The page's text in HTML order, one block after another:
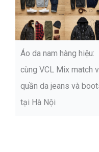
Áo da nam hàng hiệu:
cùng VCL Mix match
quần da jeans và
tại Hà Nội